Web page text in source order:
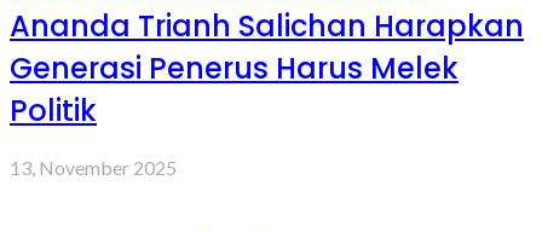
Ananda Trianh Salichan Harapkan
Generasi Penerus Harus Melek
Politik
13, November 2025